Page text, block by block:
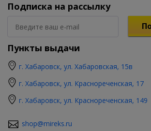
Подписка на рассылку
Пункты выдачи
г. Хабаровск, ул. Хабаровская, 15в
г. Хабаровск, ул. Краснореченская, 17
г. Хабаровск, ул. Краснореченская, 149
shop@mireks.ru